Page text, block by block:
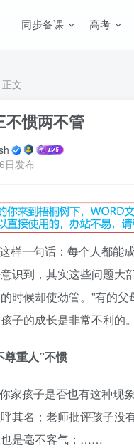
同步备课 高考
正文
不惯两不管
日发布
样一句话：每个人都能
识到，其实这些问题大
时候却使劲管。”有的
子的成长是非常不利的
尊重人”不惯
家孩子是否也有这种现
其名；老师批评孩子没
也是毫不客气；……